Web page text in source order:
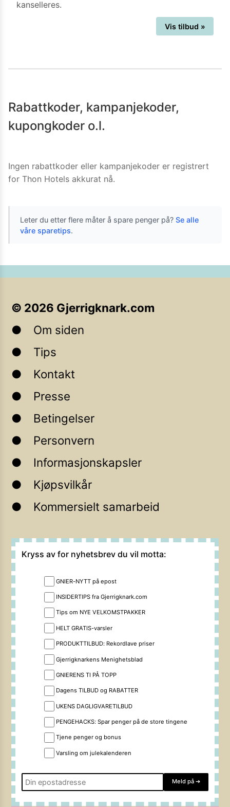
kanselleres.
Vis tilbud »
Rabattkoder, kampanjekoder,
kupongkoder o.l.
Ingen rabattkoder eller kampanjekoder er registrert
for Thon Hotels akkurat nå.
Leter du etter flere måter å spare penger på? Se alle
våre sparetips.
© 2026 Gjerrigknark.com
Om siden
Tips
Kontakt
Presse
Betingelser
Personvern
Informasjonskapsler
Kjøpsvilkår
Kommersielt samarbeid
Kryss av for nyhetsbrev du vil motta:
GNIER-NYTT på epost
INSIDERTIPS fra Gjerrigknark.com
Tips om NYE VELKOMSTPAKKER
HELT GRATIS-varsler
PRODUKTTILBUD: Rekordlave priser
Gjerrigknarkens Menighetsblad
GNIERENS TI PÅ TOPP
Dagens TILBUD og RABATTER
UKENS DAGLIGVARETILBUD
PENGEHACKS: Spar penger på de store tingene
Tjene penger og bonus
Varsling om julekalenderen
Meld på ➔